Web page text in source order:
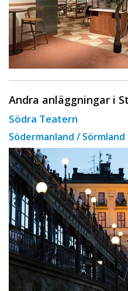
Andra anläggningar i
Södra Teatern
Södermanland / Sörmland